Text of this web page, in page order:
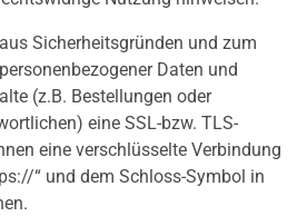
Sicherheitsgründen und zum
Daten und
(z.B. Bestellungen oder
eine SSL-bzw. TLS-
eine verschlüsselte Verbindung
“ und dem Schloss-Symbol in